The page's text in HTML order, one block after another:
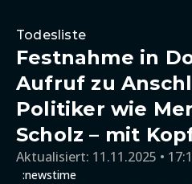
Todesliste
Festnahme in
Aufruf zu
Politiker wie
Scholz – mit
Aktualisiert: 11.11.2025 •
:newstime